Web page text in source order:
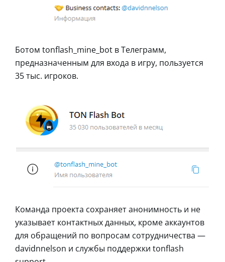
Ботом tonflash_mine_bot в Телеграмм,
предназначенным для входа в игру, пользуется
35 тыс. игроков.
Команда проекта сохраняет анонимность и не
указывает контактных данных, кроме аккаунтов
для обращений по вопросам сотрудничества —
davidnnelson и службы поддержки tonflash